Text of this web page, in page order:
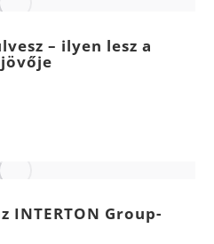
– ilyen lesz a
INTERTON Group-